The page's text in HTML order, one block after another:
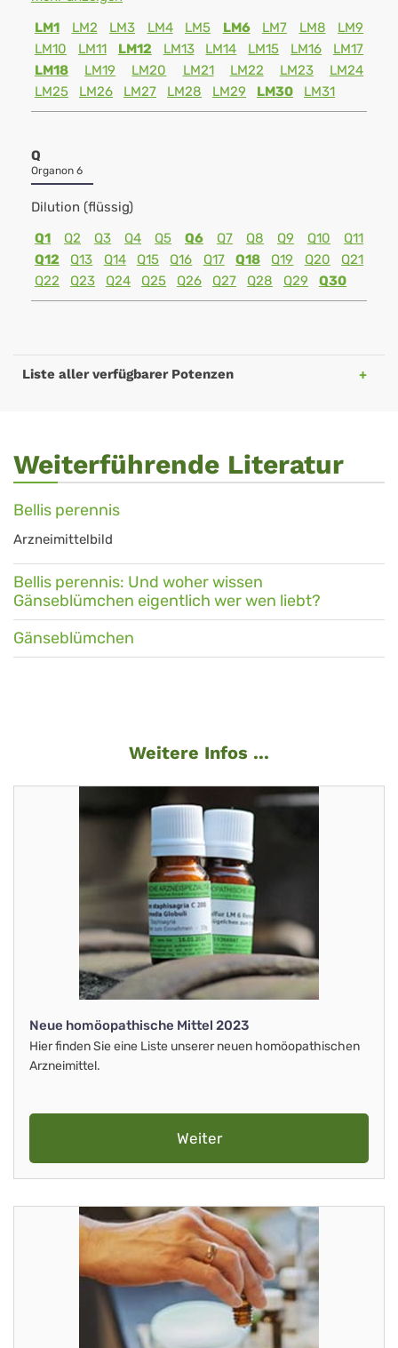
LM1
LM2 LM3 LM4 LM5 LM6 LM7 LM8
LM9
LM10
LM11 LM12 LM13 LM14 LM15 LM16
LM17
LM18
LM19 LM20 LM21 LM22 LM23
LM24
LM25
LM26 LM27 LM28 LM29 LM30 LM31
Q
Organon 6
Dilution (flüssig)
Q1
Q2 Q3 Q4 Q5 Q6 Q7 Q8 Q9 Q10
Q11
Q12
Q13 Q14 Q15 Q16 Q17 Q18 Q19 Q20
Q21
Q22
Q23 Q24 Q25 Q26 Q27 Q28 Q29 Q30
Liste aller verfügbarer Potenzen
Weiterführende Literatur
Bellis perennis
Arzneimittelbild
Bellis perennis: Und woher wissen
Gänseblümchen eigentlich wer wen liebt?
Gänseblümchen
Weitere Infos ...
Neue homöopathische Mittel 2023
Hier finden Sie eine Liste unserer neuen homöopathischen
Arzneimittel.
Weiter